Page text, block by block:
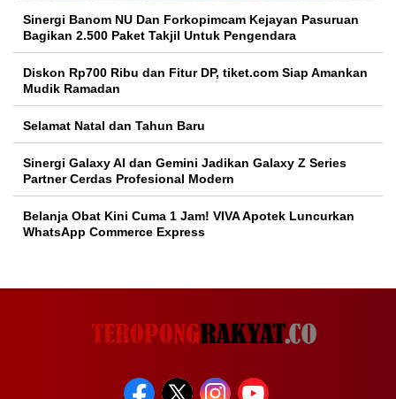
Sinergi Banom NU Dan Forkopimcam Kejayan Pasuruan
Bagikan 2.500 Paket Takjil Untuk Pengendara
Diskon Rp700 Ribu dan Fitur DP, tiket.com Siap Amankan
Mudik Ramadan
Selamat Natal dan Tahun Baru
Sinergi Galaxy AI dan Gemini Jadikan Galaxy Z Series
Partner Cerdas Profesional Modern
Belanja Obat Kini Cuma 1 Jam! VIVA Apotek Luncurkan
WhatsApp Commerce Express